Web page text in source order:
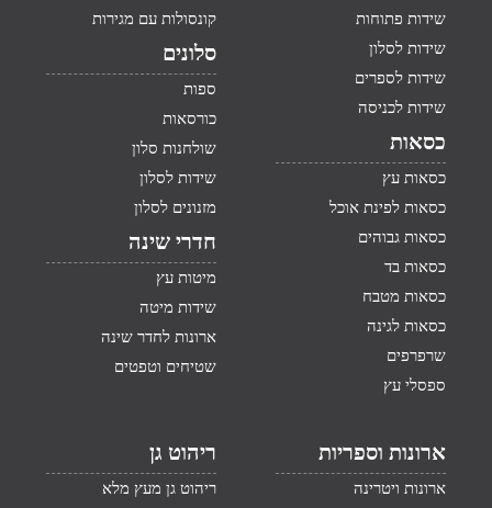
שידות פתוחות
שידות לסלון
שידות לספרים
שידות לכניסה
כסאות
כסאות עץ
כסאות לפינת אוכל
כסאות גבוהים
כסאות בד
כסאות מטבח
כסאות לגינה
שרפרפים
ספסלי עץ
קונסולות עם מגירות
סלונים
ספות
כורסאות
שולחנות סלון
שידות לסלון
מזנונים לסלון
חדרי שינה
מיטות עץ
שידות מיטה
ארונות לחדר שינה
שטיחים וטפטים
ארונות וספריות
ארונות ויטרינה
ריהוט גן
ריהוט גן מעץ מלא